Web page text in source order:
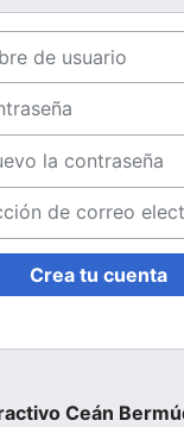
Crea tu cuenta
Ceán